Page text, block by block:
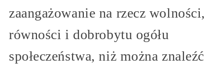
zaangażowanie na rzecz wolności,
równości i dobrobytu ogółu
społeczeństwa, niż można znaleźć